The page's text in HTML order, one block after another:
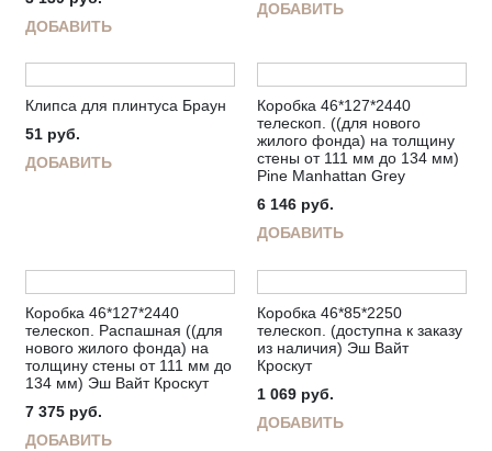
ДОБАВИТЬ
ДОБАВИТЬ
Клипса для плинтуса Браун
51 руб.
ДОБАВИТЬ
Коробка 46*127*2440
телескоп. ((для нового
жилого фонда) на толщину
стены от 111 мм до 134 мм)
Pine Manhattan Grey
6 146 руб.
ДОБАВИТЬ
Коробка 46*127*2440
телескоп. Распашная ((для
нового жилого фонда) на
толщину стены от 111 мм до
134 мм) Эш Вайт Кроскут
7 375 руб.
ДОБАВИТЬ
Коробка 46*85*2250
телескоп. (доступна к заказу
из наличия) Эш Вайт
Кроскут
1 069 руб.
ДОБАВИТЬ